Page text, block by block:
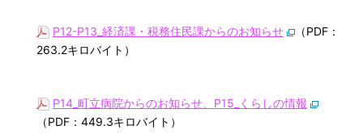
P12-P13_経済課・税務住民課からのお知らせ
（PDF：
263.2キロバイト）
P14_町立病院からのお知らせ、P15_くらしの情報
（PDF：449.3キロバイト）